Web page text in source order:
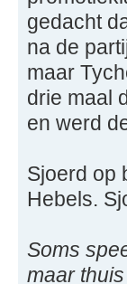
gedacht
na de
maar
drie maal
en werd
Sjoerd op
Hebels.
Soms
maar